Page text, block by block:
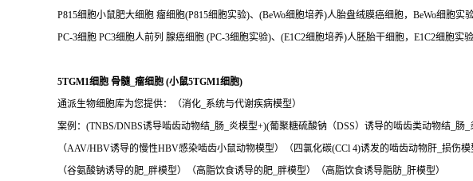
P815细胞小鼠肥大细胞 瘤细胞(P815细胞实验)、(BeWo细胞培养)人胎盘绒膜癌细胞，BeWo细胞实
PC-3细胞 PC3细胞人前列 腺癌细胞 (PC-3细胞实验)、(E1C2细胞培养)人胚胎干细胞，E1C2细胞实验
5TGM1细胞 骨髓_瘤细胞 (小鼠5TGM1细胞)
通派生物细胞库为您提供：（消化_系统与代谢疾病模型）
案例：(TNBS/DNBS诱导啮齿动物结_肠_炎模型+)(葡聚糖硫酸钠（DSS）诱导的啮齿类动物结_肠_
（AAV/HBV诱导的慢性HBV感染啮齿小鼠动物模型）（四氯化碳(CCl 4)诱发的啮齿动物肝_损伤模
（谷氨酸钠诱导的肥_胖模型）（高脂饮食诱导的肥_胖模型）（高脂饮食诱导脂肪_肝模型）